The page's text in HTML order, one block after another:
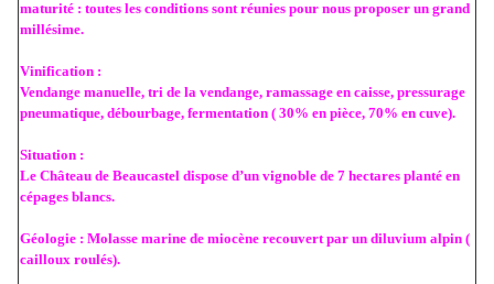
maturité : toutes les conditions sont réunies pour nous proposer un grand
millésime.
Vinification :
Vendange manuelle, tri de la vendange, ramassage en caisse, pressurage
pneumatique, débourbage, fermentation ( 30% en pièce, 70% en cuve).
Situation :
Le Château de Beaucastel dispose d’un vignoble de 7 hectares planté en
cépages blancs.
Géologie : Molasse marine de miocène recouvert par un diluvium alpin (
cailloux roulés).